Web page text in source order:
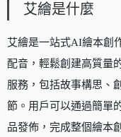
艾繪是什麼
艾繪是一站式AI繪本創
配音，輕鬆創建高質量
服務，包括故事構思、
節。用戶可以通過簡單
品發佈，完成整個繪本